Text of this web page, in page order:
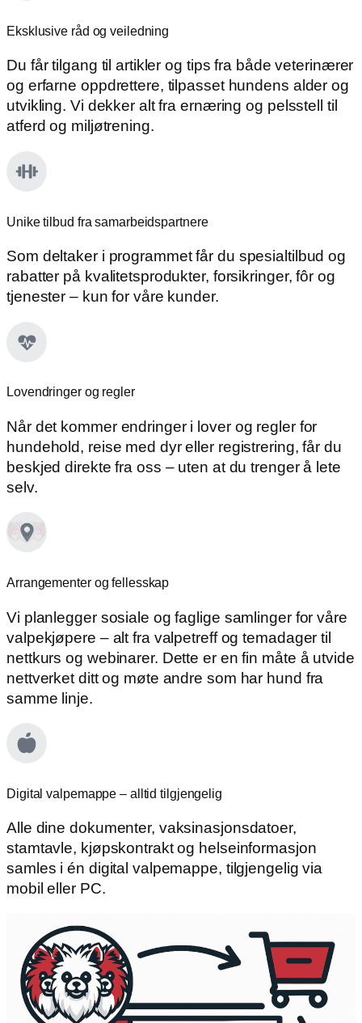
Eksklusive råd og veiledning
Du får tilgang til artikler og tips fra både veterinærer
og erfarne oppdrettere, tilpasset hundens alder og
utvikling. Vi dekker alt fra ernæring og pelsstell til
atferd og miljøtrening.
Unike tilbud fra samarbeidspartnere
Som deltaker i programmet får du spesialtilbud og
rabatter på kvalitetsprodukter, forsikringer, fôr og
tjenester – kun for våre kunder.
Lovendringer og regler
Når det kommer endringer i lover og regler for
hundehold, reise med dyr eller registrering, får du
beskjed direkte fra oss – uten at du trenger å lete
selv.
Arrangementer og fellesskap
Vi planlegger sosiale og faglige samlinger for våre
valpekjøpere – alt fra valpetreff og temadager til
nettkurs og webinarer. Dette er en fin måte å utvide
nettverket ditt og møte andre som har hund fra
samme linje.
Digital valpemappe – alltid tilgjengelig
Alle dine dokumenter, vaksinasjonsdatoer,
stamtavle, kjøpskontrakt og helseinformasjon
samles i én digital valpemappe, tilgjengelig via
mobil eller PC.